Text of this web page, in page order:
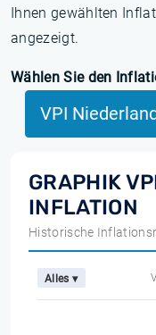
Ihnen gewählten
angezeigt.
Wählen Sie den
VPI
GRAPHIK
INFLATION
Historische
Alles ▾